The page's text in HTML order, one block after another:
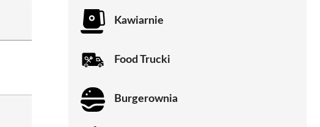
Kawiarnie
Food Trucki
Burgerownia